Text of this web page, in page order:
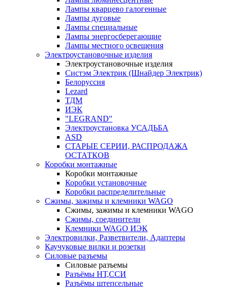
Лампы кварцево галогенные
Лампы дуговые
Лампы специальные
Лампы энергосберегающие
Лампы местного освещения
Электроустановочные изделия
Электроустановочные изделия
Систэм Электрик (Шнайдер Электрик)
Белоруссия
Lezard
ТДМ
ИЭК
"LEGRAND"
Электроустановка УСАДЬБА
ASD
СТАРЫЕ СЕРИИ, РАСПРОДАЖА
ОСТАТКОВ
Коробки монтажные
Коробки монтажные
Коробки установочные
Коробки распределительные
Сжимы, зажимы и клемники WAGO
Сжимы, зажимы и клемники WAGO
Сжимы, соединители
Клемники WAGO ИЭК
Электровилки, Разветвители, Адаптеры
Каучуковые вилки и розетки
Силовые разъемы
Силовые разъемы
Разъёмы НТ,ССИ
Разъёмы штепсельные